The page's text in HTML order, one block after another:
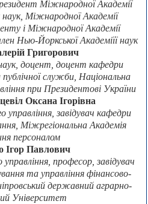
Міжнародної Академії
наук, Міжнародної Академії
і Міжнародної Академії
Нью-Йоркської Академіїї наук
Григорович
доцент, доцент кафедри
публічної служби, Національна
при Президентові України
Оксана Ігорівна
завідувач кафедри
Міжрегіональна Академія
персоналом
Ігор Павлович
професор, завідувач
та управління фінансово-
державний аграрно-
Університет